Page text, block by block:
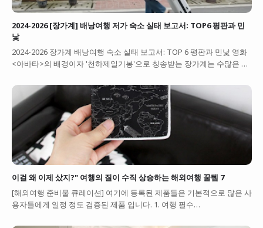
2024-2026 [장가계] 배낭여행 저가 숙소 실태 보고서: TOP6 평판과 민
낯
2024-2026 장가계 배낭여행 숙소 실태 보고서: TOP 6 평판과 민낯 영화
<아바타>의 배경이자 '천하제일기봉'으로 칭송받는 장가계는 수많은 …
이걸 왜 이제 샀지?" 여행의 질이 수직 상승하는 해외여행 꿀템 7
[해외여행 준비물 큐레이션] 여기에 등록된 제품들은 기본적으로 많은 사
용자들에게 일정 정도 검증된 제품 입니다. 1. 여행 필수…